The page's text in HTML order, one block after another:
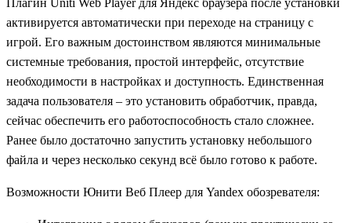
Плагин Uniti Web Player для Яндекс браузера после установки
активируется автоматически при переходе на страницу с
игрой. Его важным достоинством являются минимальные
системные требования, простой интерфейс, отсутствие
необходимости в настройках и доступность. Единственная
задача пользователя – это установить обработчик, правда,
сейчас обеспечить его работоспособность стало сложнее.
Ранее было достаточно запустить установку небольшого
файла и через несколько секунд всё было готово к работе.
Возможности Юнити Веб Плеер для Yandex обозревателя: